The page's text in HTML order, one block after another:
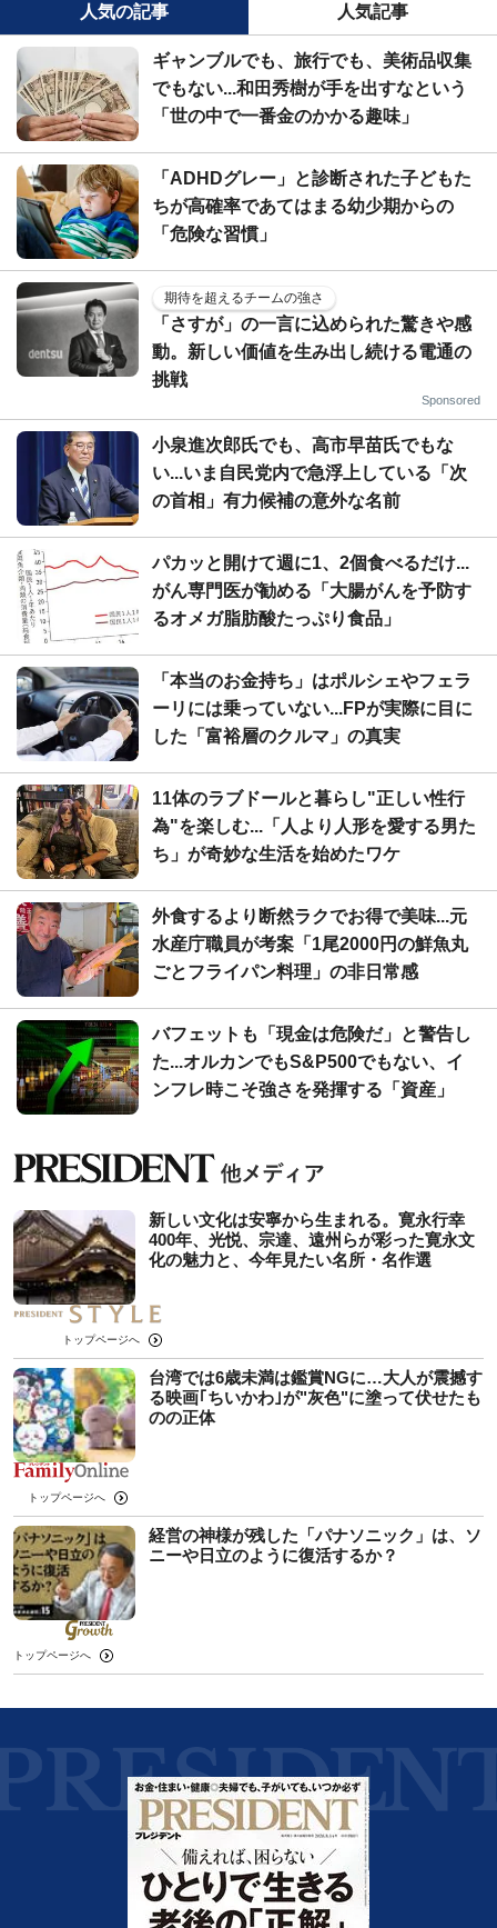
人気の記事 人気記事
ギャンブルでも、旅行でも、美術品収集
でもない...和田秀樹が手を出すなという
「世の中で一番金のかかる趣味」
「ADHDグレー」と診断された子どもた
ちが高確率であてはまる幼少期からの
「危険な習慣」
期待を超えるチームの強さ
「さすが」の一言に込められた驚きや感
動。新しい価値を生み出し続ける電通の
挑戦
Sponsored
小泉進次郎氏でも、高市早苗氏でもな
い...いま自民党内で急浮上している「次
の首相」有力候補の意外な名前
パカッと開けて週に1、2個食べるだけ...
がん専門医が勧める「大腸がんを予防す
るオメガ脂肪酸たっぷり食品」
「本当のお金持ち」はポルシェやフェラ
ーリには乗っていない...FPが実際に目に
した「富裕層のクルマ」の真実
11体のラブドールと暮らし"正しい性行
為"を楽しむ...「人より人形を愛する男た
ち」が奇妙な生活を始めたワケ
外食するより断然ラクでお得で美味...元
水産庁職員が考案「1尾2000円の鮮魚丸
ごとフライパン料理」の非日常感
バフェットも「現金は危険だ」と警告し
た...オルカンでもS&P500でもない、イ
ンフレ時こそ強さを発揮する「資産」
新しい文化は安寧から生まれる。寛永行幸
400年、光悦、宗達、遠州らが彩った寛永文
化の魅力と、今年見たい名所・名作選
トップページへ
台湾では6歳未満は鑑賞NGに…大人が震撼す
る映画｢ちいかわ｣が"灰色"に塗って伏せたも
のの正体
トップページへ
経営の神様が残した「パナソニック」は、ソ
ニーや日立のように復活するか？
トップページへ